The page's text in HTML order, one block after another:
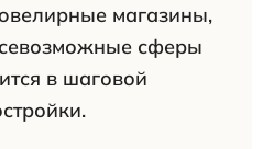
магазины,
сферы
в шаговой